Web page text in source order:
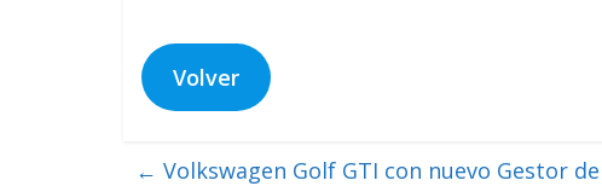
Volver
← Volkswagen Golf GTI con nuevo Gestor